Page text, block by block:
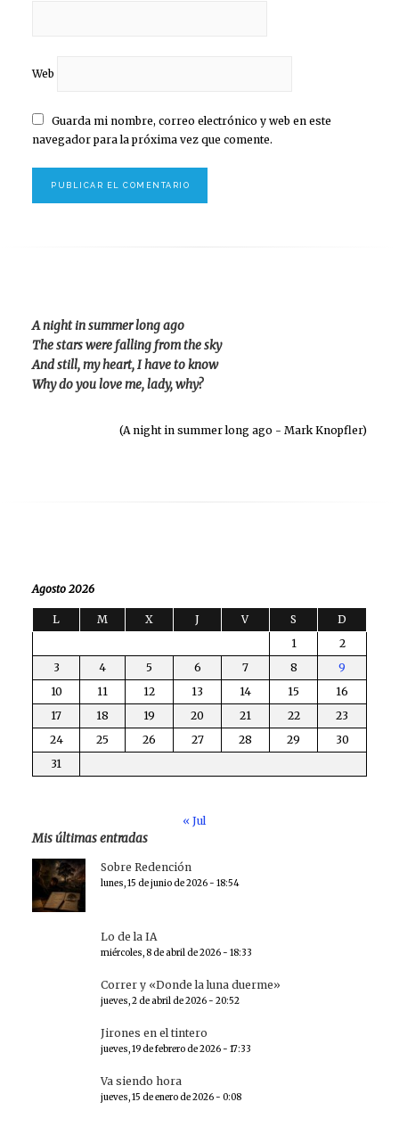
Web
Guarda mi nombre, correo electrónico y web en este
navegador para la próxima vez que comente.
A night in summer long ago
The stars were falling from the sky
And still, my heart, I have to know
Why do you love me, lady, why?
(A night in summer long ago - Mark Knopfler)
Agosto 2026
L M X J V S
D
1
2
3
4 5 6 7 8
9
10
11 12 13 14 15
16
17
18 19 20 21 22
23
24
25 26 27 28 29
30
31
« Jul
Mis últimas entradas
Sobre Redención
lunes, 15 de junio de 2026 - 18:54
Lo de la IA
miércoles, 8 de abril de 2026 - 18:33
Correr y «Donde la luna duerme»
jueves, 2 de abril de 2026 - 20:52
Jirones en el tintero
jueves, 19 de febrero de 2026 - 17:33
Va siendo hora
jueves, 15 de enero de 2026 - 0:08